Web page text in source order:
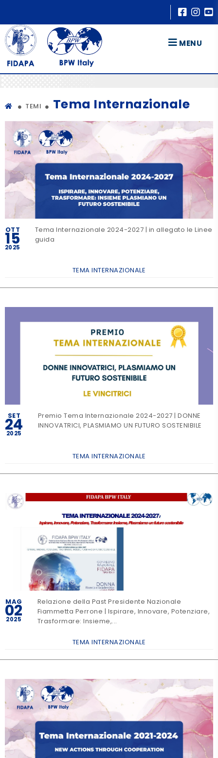
MENU
TEMI Tema Internazionale
OTT
15
2025
Tema Internazionale 2024-2027 | in allegato le Linee
guida
TEMA INTERNAZIONALE
SET
24
2025
Premio Tema Internazionale 2024-2027 | DONNE
INNOVATRICI, PLASMIAMO UN FUTURO SOSTENIBILE
TEMA INTERNAZIONALE
MAG
02
2025
Relazione della Past Presidente Nazionale
Fiammetta Perrone | Ispirare, Innovare, Potenziare,
Trasformare: Insieme,...
TEMA INTERNAZIONALE